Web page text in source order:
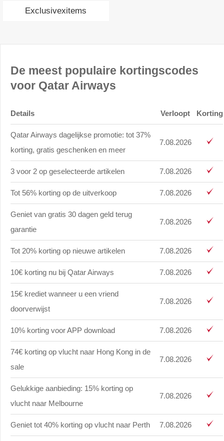
Exclusivexitems
De meest populaire kortingscodes
voor Qatar Airways
Details Verloopt Korting
Qatar Airways dagelijkse promotie: tot 37%
korting, gratis geschenken en meer
7.08.2026
3 voor 2 op geselecteerde artikelen 7.08.2026
Tot 56% korting op de uitverkoop 7.08.2026
Geniet van gratis 30 dagen geld terug
garantie
7.08.2026
Tot 20% korting op nieuwe artikelen 7.08.2026
10€ korting nu bij Qatar Airways 7.08.2026
15€ krediet wanneer u een vriend
doorverwijst
7.08.2026
10% korting voor APP download 7.08.2026
74€ korting op vlucht naar Hong Kong in de
sale
7.08.2026
Gelukkige aanbieding: 15% korting op
vlucht naar Melbourne
7.08.2026
Geniet tot 40% korting op vlucht naar Perth 7.08.2026